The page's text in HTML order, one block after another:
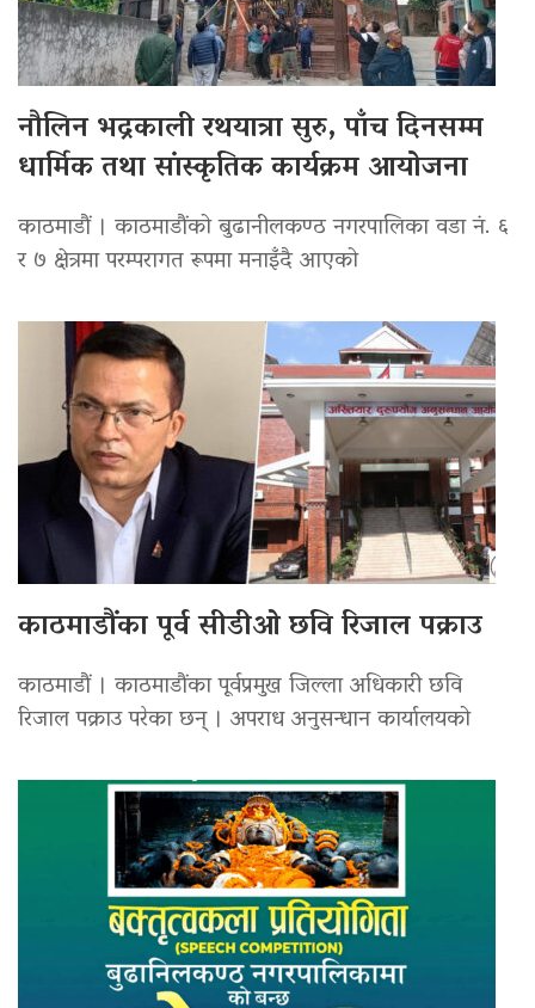
नौलिन भद्रकाली रथयात्रा सुरु, पाँच दिनसम्म
धार्मिक तथा सांस्कृतिक कार्यक्रम आयोजना
काठमाडौं । काठमाडौंको बुढानीलकण्ठ नगरपालिका वडा नं. ६
र ७ क्षेत्रमा परम्परागत रूपमा मनाइँदै आएको
काठमाडौंका पूर्व सीडीओ छवि रिजाल पक्राउ
काठमाडौं । काठमाडौंका पूर्वप्रमुख जिल्ला अधिकारी छवि
रिजाल पक्राउ परेका छन् । अपराध अनुसन्धान कार्यालयको